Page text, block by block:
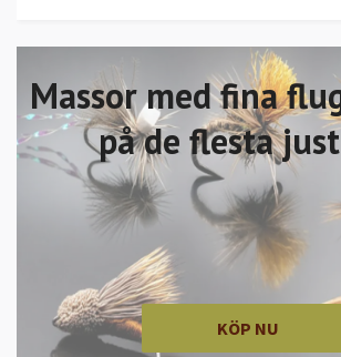
Massor med fina
på de flesta
KÖP NU